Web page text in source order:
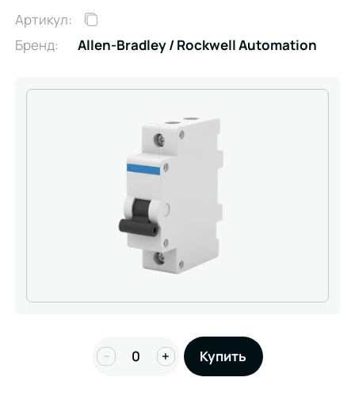
Артикул:
Бренд:
Allen-Bradley / Rockwell Automation
− + Купить